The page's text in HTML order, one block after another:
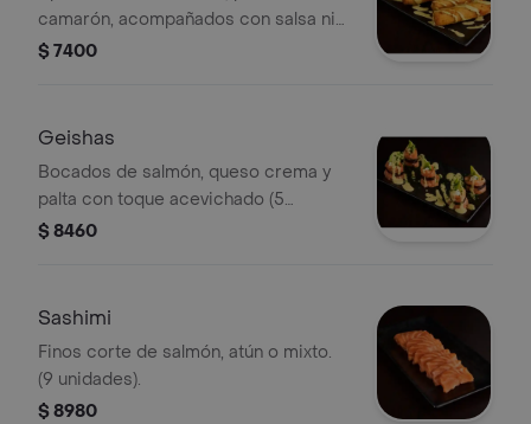
camarón, acompañados con salsa nin
niku. (5 unidades).la forma del
$ 7400
Geishas
Bocados de salmón, queso crema y
palta con toque acevichado (5
unidades).
$ 8460
Sashimi
Finos corte de salmón, atún o mixto.
(9 unidades).
$ 8980